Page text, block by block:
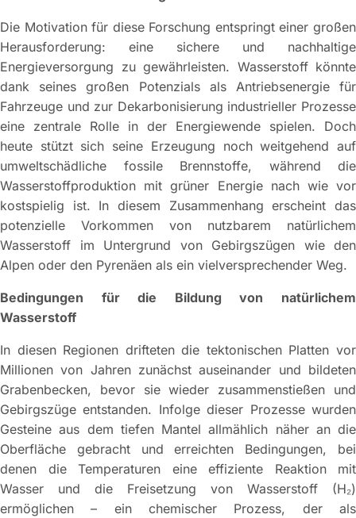
Die Motivation für diese Forschung entspringt einer großen
Herausforderung: eine sichere und nachhaltige
Energieversorgung zu gewährleisten. Wasserstoff könnte
dank seines großen Potenzials als Antriebsenergie für
Fahrzeuge und zur Dekarbonisierung industrieller Prozesse
eine zentrale Rolle in der Energiewende spielen. Doch
heute stützt sich seine Erzeugung noch weitgehend auf
umweltschädliche fossile Brennstoffe, während die
Wasserstoffproduktion mit grüner Energie nach wie vor
kostspielig ist. In diesem Zusammenhang erscheint das
potenzielle Vorkommen von nutzbarem natürlichem
Wasserstoff im Untergrund von Gebirgszügen wie den
Alpen oder den Pyrenäen als ein vielversprechender Weg.
Bedingungen für die Bildung von natürlichem
Wasserstoff
In diesen Regionen drifteten die tektonischen Platten vor
Millionen von Jahren zunächst auseinander und bildeten
Grabenbecken, bevor sie wieder zusammenstießen und
Gebirgszüge entstanden. Infolge dieser Prozesse wurden
Gesteine aus dem tiefen Mantel allmählich näher an die
Oberfläche gebracht und erreichten Bedingungen, bei
denen die Temperaturen eine effiziente Reaktion mit
Wasser und die Freisetzung von Wasserstoff (H₂)
ermöglichen – ein chemischer Prozess, der als